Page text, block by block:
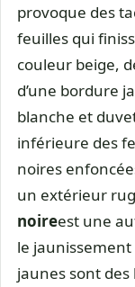
provoque des
feuilles qui
couleur beige,
d’une bordure
blanche et
inférieure des
noires
un extérieur
noireest une
le jaunissement
jaunes sont